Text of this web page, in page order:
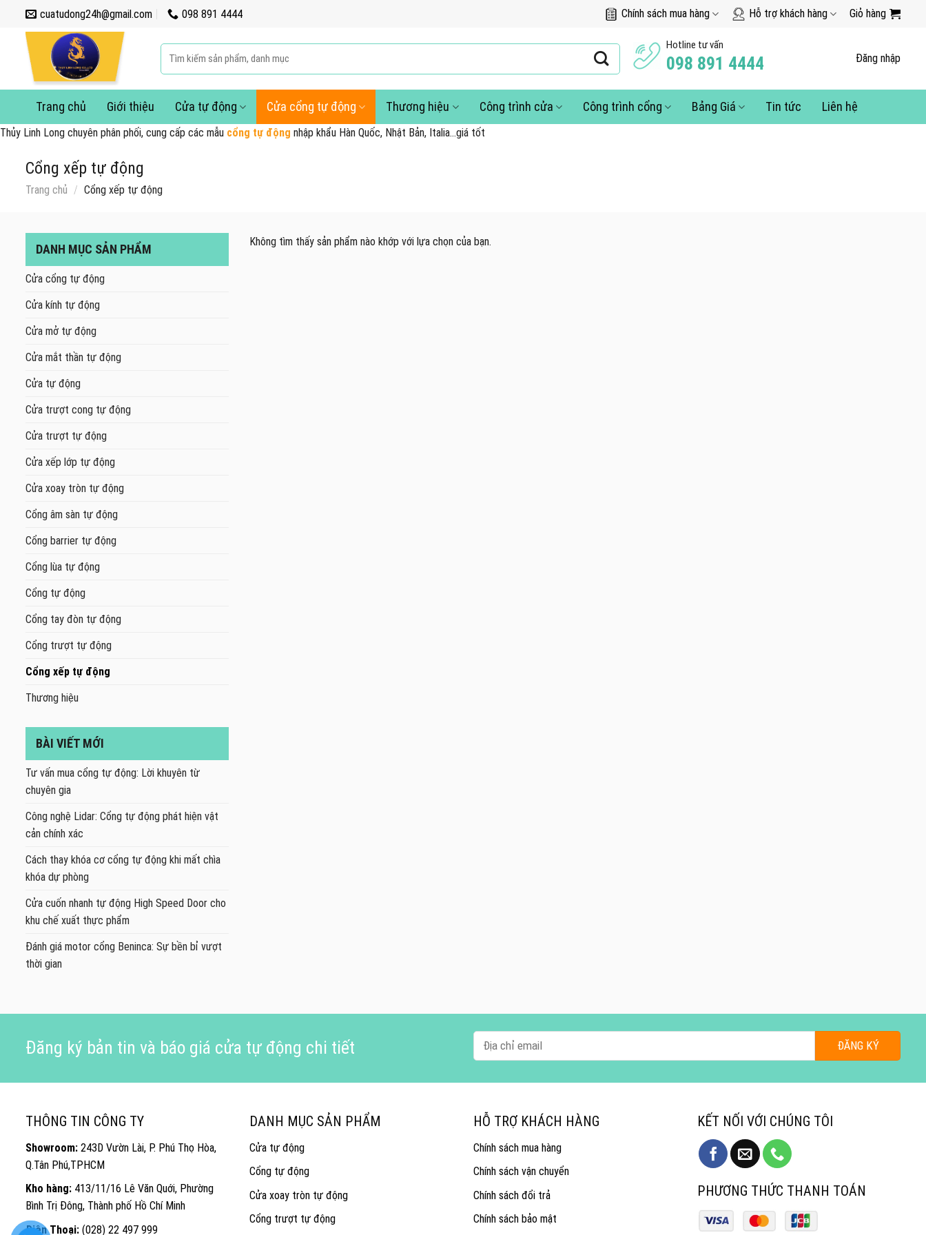
content
cuatudong24h@gmail.com 098 891 4444 Chính sách mua hàng Hỗ trợ khách hàng Giỏ hàng
kiếm:
Hotline tư vấn
098 891 4444 Đăng nhập
Trang chủ Giới thiệu Cửa tự động Cửa cổng tự động Thương hiệu Công trình cửa Công trình cổng Bảng Giá Tin tức Liên hệ
Thủy Linh Long chuyên phân phối, cung cấp các mẫu cổng tự động nhập khẩu Hàn Quốc, Nhật Bản, Italia...giá tốt
Cổng xếp tự động
Trang chủ / Cổng xếp tự động
DANH MỤC SẢN PHẨM
Cửa cổng tự động
Cửa kính tự động
Cửa mở tự động
Cửa mắt thần tự động
Cửa tự động
Cửa trượt cong tự động
Cửa trượt tự động
Cửa xếp lớp tự động
Cửa xoay tròn tự động
Cổng âm sàn tự động
Cổng barrier tự động
Cổng lùa tự động
Cổng tự động
Cổng tay đòn tự động
Cổng trượt tự động
Cổng xếp tự động
Thương hiệu
BÀI VIẾT MỚI
Tư vấn mua cổng tự động: Lời khuyên từ
chuyên gia
Công nghệ Lidar: Cổng tự động phát hiện vật
cản chính xác
Cách thay khóa cơ cổng tự động khi mất chìa
khóa dự phòng
Cửa cuốn nhanh tự động High Speed Door cho
khu chế xuất thực phẩm
Đánh giá motor cổng Beninca: Sự bền bỉ vượt
thời gian
Không tìm thấy sản phẩm nào khớp với lựa chọn của bạn.
Đăng ký bản tin và báo giá cửa tự động chi tiết
THÔNG TIN CÔNG TY
Showroom: 243D Vườn Lài, P. Phú Thọ Hòa,
Q.Tân Phú,TPHCM
Kho hàng: 413/11/16 Lê Văn Quới, Phường
Bình Trị Đông, Thành phố Hồ Chí Minh
Điện Thoại: (028) 22 497 999
DANH MỤC SẢN PHẨM
Cửa tự động
Cổng tự động
Cửa xoay tròn tự động
Cổng trượt tự động
HỖ TRỢ KHÁCH HÀNG
Chính sách mua hàng
Chính sách vận chuyển
Chính sách đổi trả
Chính sách bảo mật
KẾT NỐI VỚI CHÚNG TÔI
PHƯƠNG THỨC THANH TOÁN